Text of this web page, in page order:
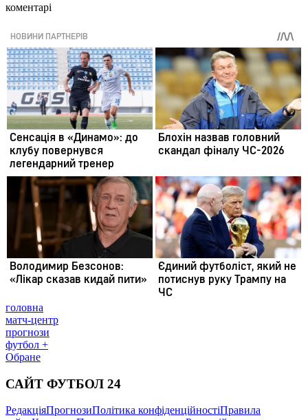
коментарі
головна
матч-центр
прогнози
футбол +
Обране
САЙТ ФУТБОЛ 24
РедакціяПрогнозиПолітика конфіденційностіПравила